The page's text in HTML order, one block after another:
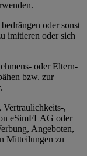
oder sonst
imitieren oder sich
oder Eltern-
bzw. zur
Vertraulichkeits-,
eSimFLAG oder
Angeboten,
Mitteilungen zu